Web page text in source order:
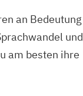
an Bedeutung
und
am besten ihre